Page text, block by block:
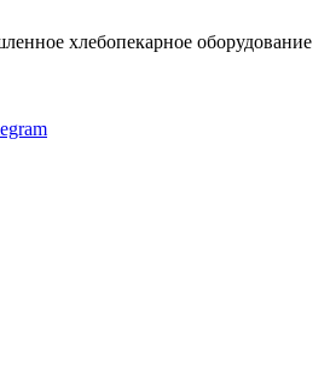
хлебопекарное оборудование